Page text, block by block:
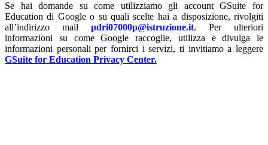
Se hai domande su come utilizziamo gli account GSuite for
Education di Google o su quali scelte hai a disposizione, rivolgiti
all’indirizzo mail pdri07000p@istruzione.it. Per ulteriori
informazioni su come Google raccoglie, utilizza e divulga le
informazioni personali per fornirci i servizi, ti invitiamo a leggere
GSuite for Education Privacy Center.